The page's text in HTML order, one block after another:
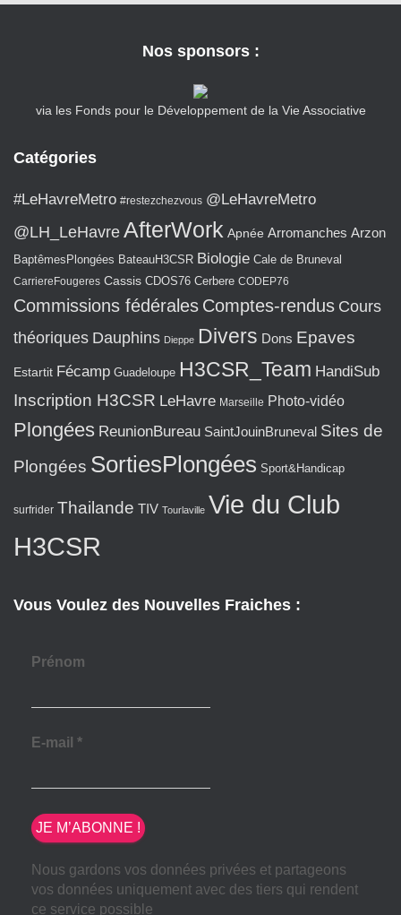
Nos sponsors :
via les Fonds pour le Développement de la Vie Associative
Catégories
#LeHavreMetro #restezchezvous @LeHavreMetro
@LH_LeHavre AfterWork Apnée Arromanches Arzon
BaptêmesPlongées BateauH3CSR Biologie Cale de Bruneval
CarriereFougeres Cassis CDOS76 Cerbere CODEP76
Commissions fédérales Comptes-rendus Cours
théoriques Dauphins Dieppe Divers Dons Epaves
Estartit Fécamp Guadeloupe H3CSR_Team HandiSub
Inscription H3CSR LeHavre Marseille Photo-vidéo
Plongées ReunionBureau SaintJouinBruneval Sites de
Plongées SortiesPlongées Sport&Handicap
surfrider Thailande TIV Tourlaville Vie du Club
H3CSR
Vous Voulez des Nouvelles Fraiches :
Prénom
E-mail *
Nous gardons vos données privées et partageons
vos données uniquement avec des tiers qui rendent
ce service possible